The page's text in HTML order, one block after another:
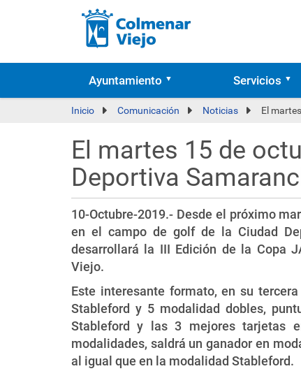
Ayuntamiento Servicios
Inicio Comunicación Noticias El
El martes 15 de
Deportiva
10-Octubre-2019.- Desde el próximo
en el campo de golf de la Ciudad
desarrollará la III Edición de la Copa
Viejo.
Este interesante formato, en su
Stableford y 5 modalidad dobles,
Stableford y las 3 mejores tarjetas
modalidades, saldrá un ganador en
al igual que en la modalidad Stableford.